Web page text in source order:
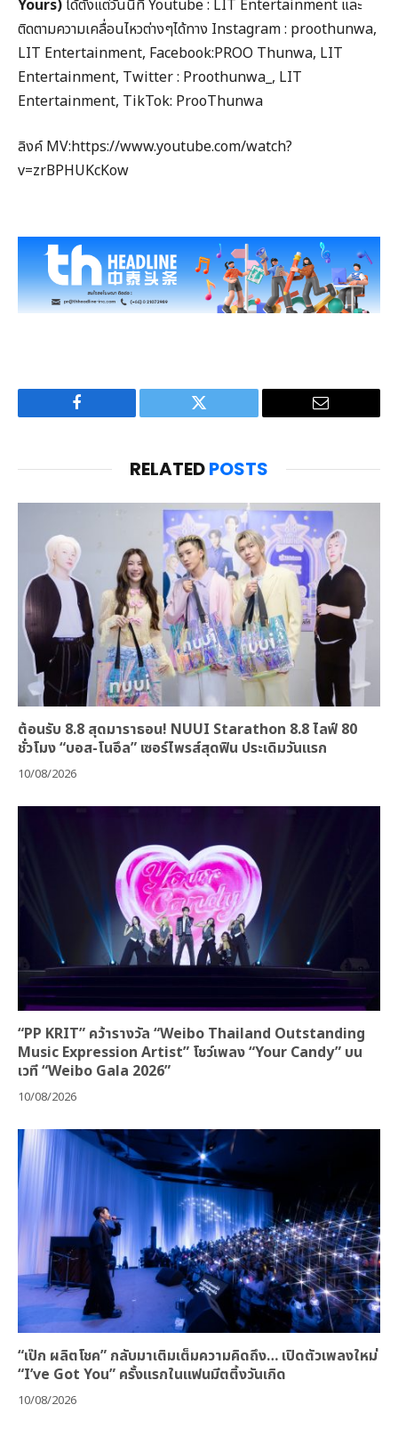
Yours) ได้ตั้งแต่วันนี้ที่ Youtube : LIT Entertainment และ
ติดตามความเคลื่อนไหวต่างๆได้ทาง Instagram : proothunwa,
LIT Entertainment, Facebook:PROO Thunwa, LIT
Entertainment, Twitter : Proothunwa_, LIT
Entertainment, TikTok: ProoThunwa
ลิงค์ MV:https://www.youtube.com/watch?
v=zrBPHUKcKow
Facebook Twitter Email
RELATEDPOSTS
ต้อนรับ 8.8 สุดมาราธอน! NUUI Starathon 8.8 ไลฟ์ 80
ชั่วโมง “บอส-โนอึล” เซอร์ไพรส์สุดฟิน ประเดิมวันแรก
10/08/2026
“PP KRIT” คว้ารางวัล “Weibo Thailand Outstanding
Music Expression Artist” โชว์เพลง “Your Candy” บน
เวที “Weibo Gala 2026”
10/08/2026
“เป๊ก ผลิตโชค” กลับมาเติมเต็มความคิดถึง… เปิดตัวเพลงใหม่
“I’ve Got You” ครั้งแรกในแฟนมีตติ้งวันเกิด
10/08/2026